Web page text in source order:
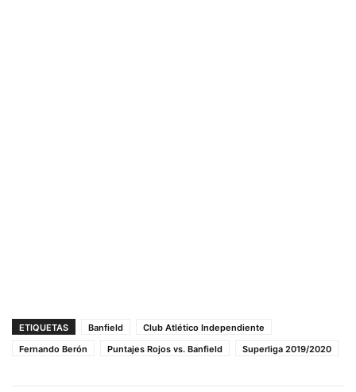
ETIQUETAS Banfield
Club Atlético Independiente
Fernando Berón
Puntajes Rojos vs. Banfield Superliga 2019/2020